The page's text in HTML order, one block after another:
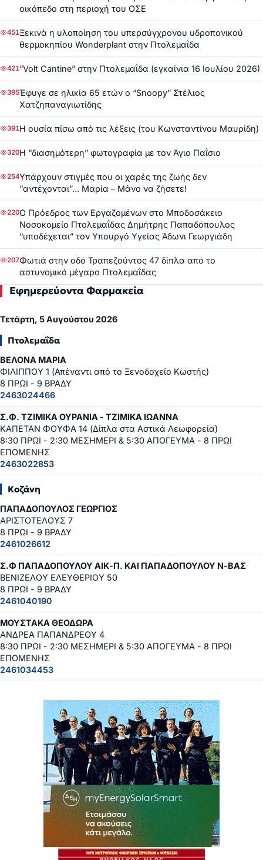
οικόπεδο στη περιοχή του ΟΣΕ
451Ξεκινά η υλοποίηση του υπερσύγχρονου υδροπονικού
θερμοκηπίου Wonderplant στην Πτολεμαΐδα
421“Volt Cantine” στην Πτολεμαΐδα (εγκαίνια 16 Ιουλίου 2026)
395Έφυγε σε ηλικία 65 ετών ο “Snoopy” Στέλιος
Χατζηπαναγιωτίδης
391Η ουσία πίσω από τις λέξεις (του Κωνσταντίνου Μαυρίδη)
320Η “διασημότερη” φωτογραφία με τον Άγιο Παΐσιο
254Υπάρχουν στιγμές που οι χαρές της ζωής δεν
“αντέχονται”… Μαρία – Μάνο να ζήσετε!
220Ο Πρόεδρος των Εργαζομένων στο Μποδοσάκειο
Νοσοκομείο Πτολεμαΐδας Δημήτρης Παπαδόπουλος
“υποδέχεται” τον Υπουργό Υγείας Άδωνι Γεωργιάδη
207Φωτιά στην οδό Τραπεζούντος 47 δίπλα από το
αστυνομικό μέγαρο Πτολεμαΐδας
Εφημερεύοντα Φαρμακεία
Τετάρτη, 5 Αυγούστου 2026
Πτολεμαΐδα
ΒΕΛΟΝΑ ΜΑΡΙΑ
ΦΙΛΙΠΠΟΥ 1 (Απέναντι από το Ξενοδοχείο Κωστής)
8 ΠΡΩΙ - 9 ΒΡΑΔΥ
2463024466
Σ.Φ. ΤΖΙΜΙΚΑ ΟΥΡΑΝΙΑ - ΤΖΙΜΙΚΑ ΙΩΑΝΝΑ
ΚΑΠΕΤΑΝ ΦΟΥΦΑ 14 (Δίπλα στα Αστικά Λεωφορεία)
8:30 ΠΡΩΙ - 2:30 ΜΕΣΗΜΕΡΙ & 5:30 ΑΠΟΓΕΥΜΑ - 8 ΠΡΩΙ
ΕΠΟΜΕΝΗΣ
2463022853
Κοζάνη
ΠΑΠΑΔΟΠΟΥΛΟΣ ΓΕΩΡΓΙΟΣ
ΑΡΙΣΤΟΤΕΛΟΥΣ 7
8 ΠΡΩΙ - 9 ΒΡΑΔΥ
2461026612
Σ.Φ ΠΑΠΑΔΟΠΟΥΛΟΥ ΑΙΚ-Π. ΚΑΙ ΠΑΠΑΔΟΠΟΥΛΟΥ Ν-ΒΑΣ
ΒΕΝΙΖΕΛΟΥ ΕΛΕΥΘΕΡΙΟΥ 50
8 ΠΡΩΙ - 9 ΒΡΑΔΥ
2461040190
ΜΟΥΣΤΑΚΑ ΘΕΟΔΩΡΑ
ΑΝΔΡΕΑ ΠΑΠΑΝΔΡΕΟΥ 4
8:30 ΠΡΩΙ - 2:30 ΜΕΣΗΜΕΡΙ & 5:30 ΑΠΟΓΕΥΜΑ - 8 ΠΡΩΙ
ΕΠΟΜΕΝΗΣ
2461034453